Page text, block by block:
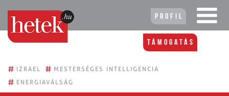
Profil
Támogatás
# IZRAEL # MESTERSÉGES INTELLIGENCIA
# ENERGIAVÁLSÁG